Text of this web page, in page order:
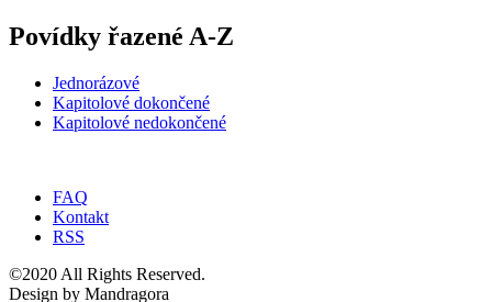
Povídky řazené A-Z
Jednorázové
Kapitolové dokončené
Kapitolové nedokončené
FAQ
Kontakt
RSS
©2020 All Rights Reserved.
Design by Mandragora